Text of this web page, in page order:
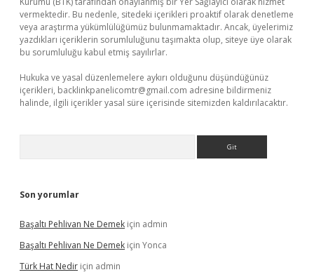
vermektedir. Bu nedenle, sitedeki içerikleri proaktif olarak denetleme
veya araştırma yükümlülüğümüz bulunmamaktadır. Ancak, üyelerimiz
yazdıkları içeriklerin sorumluluğunu taşımakta olup, siteye üye olarak
bu sorumluluğu kabul etmiş sayılırlar.
Hukuka ve yasal düzenlemelere aykırı olduğunu düşündüğünüz
içerikleri, backlinkpanelicomtr@gmail.com adresine bildirmeniz
halinde, ilgili içerikler yasal süre içerisinde sitemizden kaldırılacaktır.
Son yorumlar
Başaltı Pehlivan Ne Demek için admin
Başaltı Pehlivan Ne Demek için Yonca
Türk Hat Nedir için admin